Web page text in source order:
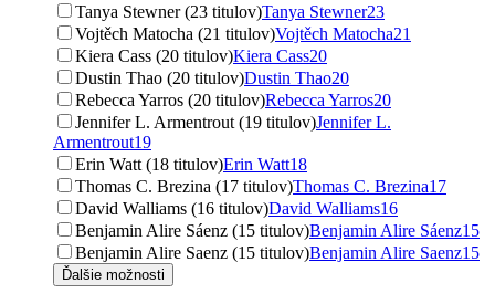
Tanya Stewner (23 titulov)Tanya Stewner23
Vojtěch Matocha (21 titulov)Vojtěch Matocha21
Kiera Cass (20 titulov)Kiera Cass20
Dustin Thao (20 titulov)Dustin Thao20
Rebecca Yarros (20 titulov)Rebecca Yarros20
Jennifer L. Armentrout (19 titulov)Jennifer L.
Armentrout19
Erin Watt (18 titulov)Erin Watt18
Thomas C. Brezina (17 titulov)Thomas C. Brezina17
David Walliams (16 titulov)David Walliams16
Benjamin Alire Sáenz (15 titulov)Benjamin Alire Sáenz15
Benjamin Alire Saenz (15 titulov)Benjamin Alire Saenz15
Ďalšie možnosti